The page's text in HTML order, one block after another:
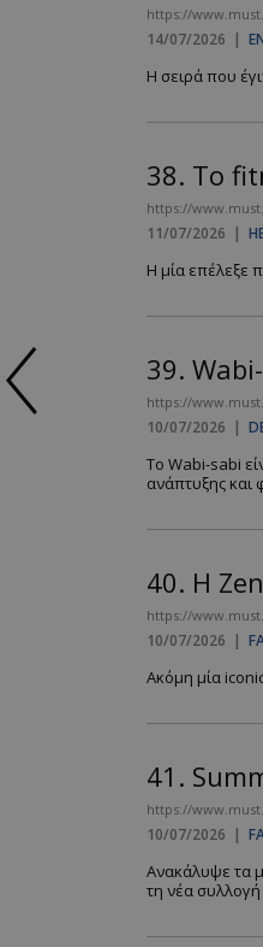
https://
14/07/2026 |
Η σειρά που
38. Το
https://
11/07/2026 |
Η μία επέλεξε
39.
https://
10/07/2026 |
Το Wabi-sabi
ανάπτυξης και
40. Η
https://
10/07/2026 |
Ακόμη μία
41.
https://
10/07/2026 |
Ανακάλυψε τα
τη νέα συλλογή